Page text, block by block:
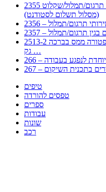
2355 דרישה לתשלום עבור מתן שירותי תרגום/תמלול/שקלוט
(מסלול תשלום לסטודנט)
שירותי תרגום/תמלול
בגין תרגום/תמלול
2513-2 טופס חדש הצהרה על העברה לחול הפטורה ממס בברכה
גק …
לנפגע בעבודה
בתכנית השיקום
טיפים
טפסים להורדה
ספרים
עבודות
שונות
רכב